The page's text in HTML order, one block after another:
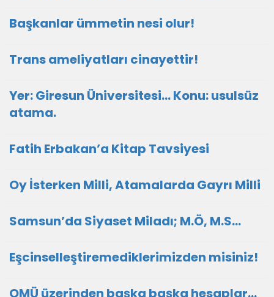
Başkanlar ümmetin nesi olur!
Trans ameliyatları cinayettir!
Yer: Giresun Üniversitesi… Konu: usulsüz
atama.
Fatih Erbakan’a Kitap Tavsiyesi
Oy İsterken Milli, Atamalarda Gayrı Milli
Samsun’da Siyaset Miladı; M.Ö, M.S…
Eşcinselleştiremediklerimizden misiniz!
OMÜ üzerinden başka başka hesaplar…